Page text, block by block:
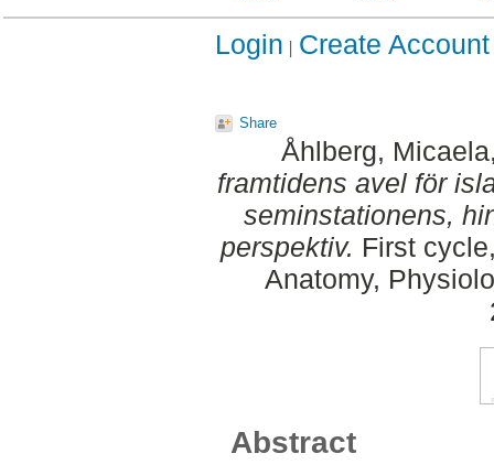
Login Create Account
Share
Åhlberg, Micaela
framtidens avel för
seminstationens,
perspektiv. First
Anatomy,
Abstract